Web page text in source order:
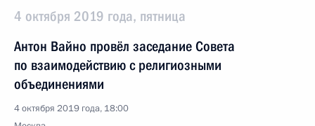
4 октября 2019 года, пятница
Антон Вайно провёл заседание Совета
по взаимодействию с религиозными
объединениями
4 октября 2019 года, 18:00